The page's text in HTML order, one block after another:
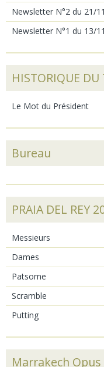
Newsletter N°2 du 21/
Newsletter N°1 du 13/
HISTORIQUE DU
Le Mot du Président
Bureau
PRAIA DEL REY
Messieurs
Dames
Patsome
Scramble
Putting
Marrakech